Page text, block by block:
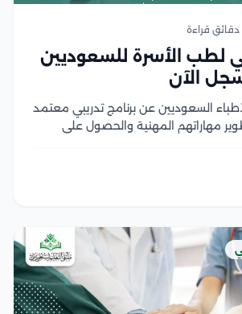
لطب الأسرة للسعوديين
الآن
السعوديين عن برنامج تدريبي معتمد
مهاراتهم المهنية والحصول على
حيث يجمع بين...